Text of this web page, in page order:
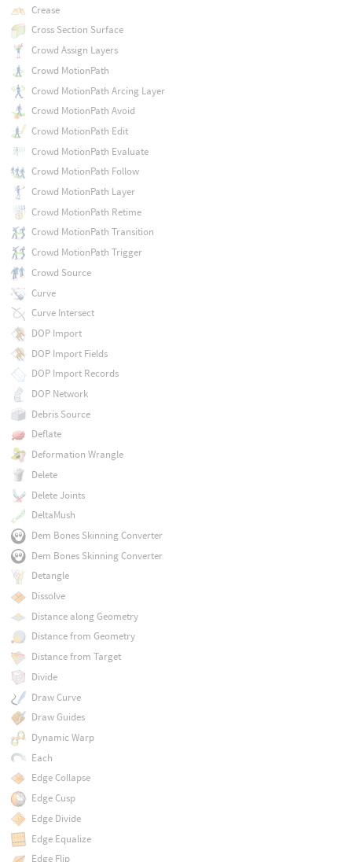
Crease
Cross Section Surface
Crowd Assign Layers
Crowd MotionPath
Crowd MotionPath Arcing Layer
Crowd MotionPath Avoid
Crowd MotionPath Edit
Crowd MotionPath Evaluate
Crowd MotionPath Follow
Crowd MotionPath Layer
Crowd MotionPath Retime
Crowd MotionPath Transition
Crowd MotionPath Trigger
Crowd Source
Curve
Curve Intersect
DOP Import
DOP Import Fields
DOP Import Records
DOP Network
Debris Source
Deflate
Deformation Wrangle
Delete
Delete Joints
DeltaMush
Dem Bones Skinning Converter
Dem Bones Skinning Converter
Detangle
Dissolve
Distance along Geometry
Distance from Geometry
Distance from Target
Divide
Draw Curve
Draw Guides
Dynamic Warp
Each
Edge Collapse
Edge Cusp
Edge Divide
Edge Equalize
Edge Flip